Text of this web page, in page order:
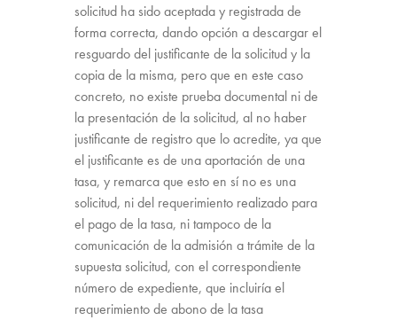
solicitud ha sido aceptada y registrada de
forma correcta, dando opción a descargar el
resguardo del justificante de la solicitud y la
copia de la misma, pero que en este caso
concreto, no existe prueba documental ni de
la presentación de la solicitud, al no haber
justificante de registro que lo acredite, ya que
el justificante es de una aportación de una
tasa, y remarca que esto en sí no es una
solicitud, ni del requerimiento realizado para
el pago de la tasa, ni tampoco de la
comunicación de la admisión a trámite de la
supuesta solicitud, con el correspondiente
número de expediente, que incluiría el
requerimiento de abono de la tasa